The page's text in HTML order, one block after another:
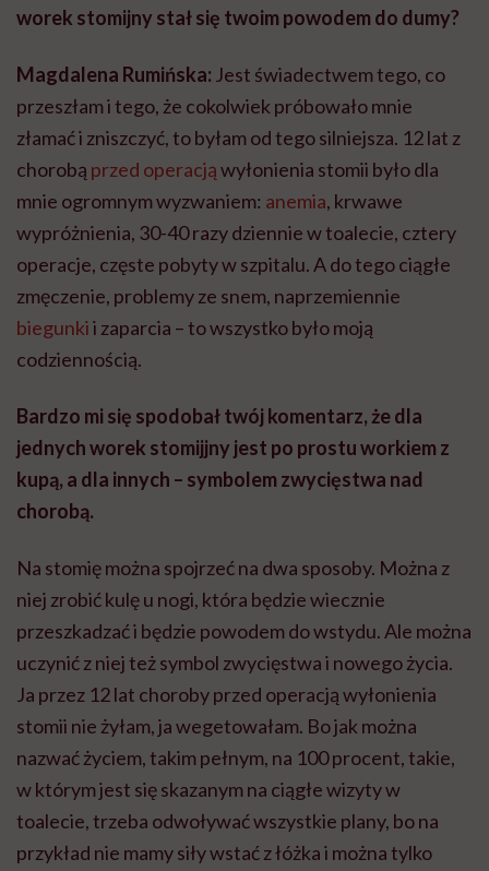
worek stomijny stał się twoim powodem do dumy?
Magdalena Rumińska: Jest świadectwem tego, co
przeszłam i tego, że cokolwiek próbowało mnie
złamać i zniszczyć, to byłam od tego silniejsza. 12 lat z
chorobą przed operacjąwyłonienia stomii było dla
mnie ogromnym wyzwaniem: anemia, krwawe
wypróżnienia, 30-40 razy dziennie w toalecie, cztery
operacje, częste pobyty w szpitalu. A do tego ciągłe
zmęczenie, problemy ze snem, naprzemiennie
biegunkii zaparcia – to wszystko było moją
codziennością.
Bardzo mi się spodobał twój komentarz, że dla
jednych worek stomijjny jest po prostu workiem z
kupą, a dla innych – symbolem zwycięstwa nad
chorobą.
Na stomię można spojrzeć na dwa sposoby. Można z
niej zrobić kulę u nogi, która będzie wiecznie
przeszkadzać i będzie powodem do wstydu. Ale można
uczynić z niej też symbol zwycięstwa i nowego życia.
Ja przez 12 lat choroby przed operacją wyłonienia
stomii nie żyłam, ja wegetowałam. Bo jak można
nazwać życiem, takim pełnym, na 100 procent, takie,
w którym jest się skazanym na ciągłe wizyty w
toalecie, trzeba odwoływać wszystkie plany, bo na
przykład nie mamy siły wstać z łóżka i można tylko